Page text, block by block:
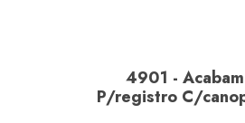
4901 -
P/registro C/